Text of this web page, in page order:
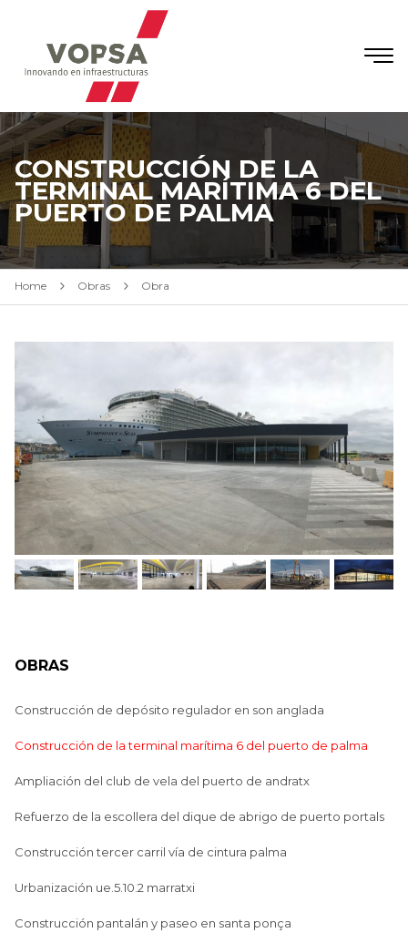
CONSTRUCCIÓN DE LA
TERMINAL MARÍTIMA 6 DEL
PUERTO DE PALMA
Home Obras Obra
OBRAS
Construcción de depósito regulador en son anglada
Construcción de la terminal marítima 6 del puerto de palma
Ampliación del club de vela del puerto de andratx
Refuerzo de la escollera del dique de abrigo de puerto portals
Construcción tercer carril vía de cintura palma
Urbanización ue.5.10.2 marratxi
Construcción pantalán y paseo en santa ponça